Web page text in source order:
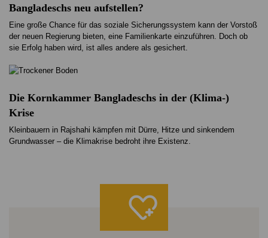
Bangladeschs neu aufstellen?
Eine große Chance für das soziale Sicherungssystem kann der Vorstoß
der neuen Regierung bieten, eine Familienkarte einzuführen. Doch ob
sie Erfolg haben wird, ist alles andere als gesichert.
Die Kornkammer Bangladeschs in der (Klima-)
Krise
Kleinbauern in Rajshahi kämpfen mit Dürre, Hitze und sinkendem
Grundwasser – die Klimakrise bedroht ihre Existenz.